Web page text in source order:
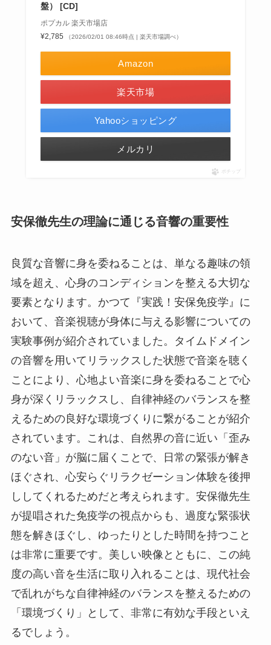
盤） [CD]
ポプカル 楽天市場店
¥2,785
（2026/02/01 08:46時点 | 楽天市場調べ）
Amazon
楽天市場
Yahooショッピング
メルカリ
ポチップ
安保徹先生の理論に通じる音響の重要性
良質な音響に身を委ねることは、単なる趣味の領
域を超え、心身のコンディションを整える大切な
要素となります。かつて『実践！安保免疫学』に
おいて、音楽視聴が身体に与える影響についての
実験事例が紹介されていました。タイムドメイン
の音響を用いてリラックスした状態で音楽を聴く
ことにより、心地よい音楽に身を委ねることで心
身が深くリラックスし、自律神経のバランスを整
えるための良好な環境づくりに繋がることが紹介
されています。これは、自然界の音に近い「歪み
のない音」が脳に届くことで、日常の緊張が解き
ほぐされ、心安らぐリラクゼーション体験を後押
ししてくれるためだと考えられます。安保徹先生
が提唱された免疫学の視点からも、過度な緊張状
態を解きほぐし、ゆったりとした時間を持つこと
は非常に重要です。美しい映像とともに、この純
度の高い音を生活に取り入れることは、現代社会
で乱れがちな自律神経のバランスを整えるための
「環境づくり」として、非常に有効な手段といえ
るでしょう。